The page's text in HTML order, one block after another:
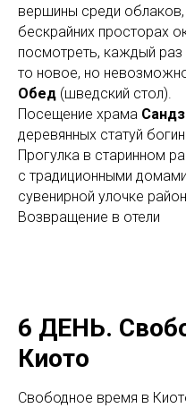
вершины среди
бескрайних просторах
посмотреть, каждый
то новое, но
Обед (шведский стол).
Посещение храма
деревянных статуй
Прогулка в старинном
с традиционными
сувенирной улочке
Возвращение в отели
6 ДЕНЬ.
Киото
Свободное время в